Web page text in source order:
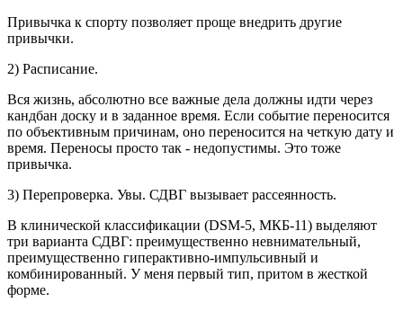
Привычка к спорту позволяет проще внедрить другие
привычки.
2) Расписание.
Вся жизнь, абсолютно все важные дела должны идти через
кандбан доску и в заданное время. Если событие переносится
по объективным причинам, оно переносится на четкую дату и
время. Переносы просто так - недопустимы. Это тоже
привычка.
3) Перепроверка. Увы. СДВГ вызывает рассеянность.
В клинической классификации (DSM-5, МКБ-11) выделяют
три варианта СДВГ: преимущественно невнимательный,
преимущественно гиперактивно-импульсивный и
комбинированный. У меня первый тип, притом в жесткой
форме.